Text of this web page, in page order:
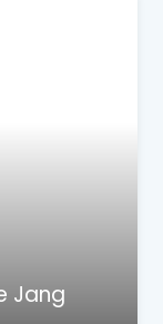
Jang